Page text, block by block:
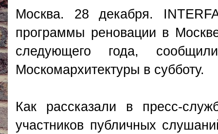
Москва. 28 декабря.
программы реновации в
следующего года,
Москомархитектуры в субботу.
Как рассказали в пресс-
участников публичных